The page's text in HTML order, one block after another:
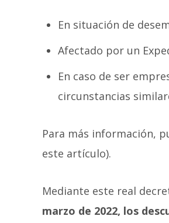
En situación de
Afectado por un
En caso de ser
circunstancias
Para más información,
este artículo).
Mediante este real
marzo de 2022, los